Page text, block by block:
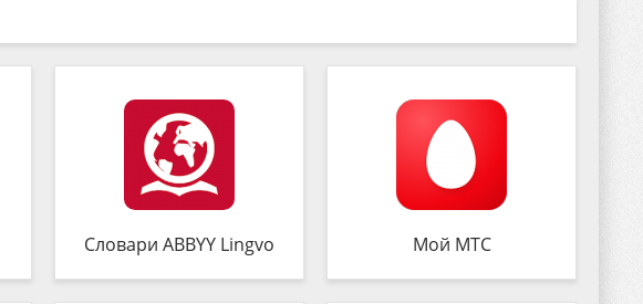
Словари ABBYY Lingvo Мой МТС